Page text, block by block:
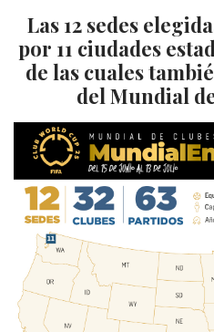
Las 12 sedes
por 11 ciudades
de las cuales
del Mundial